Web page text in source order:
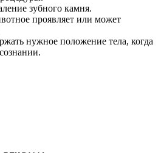
зубного камня.
проявляет или может
нужное положение тела, когда